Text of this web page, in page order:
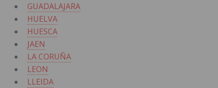
GUADALAJARA
HUELVA
HUESCA
JAEN
LA CORUÑA
LEON
LLEIDA